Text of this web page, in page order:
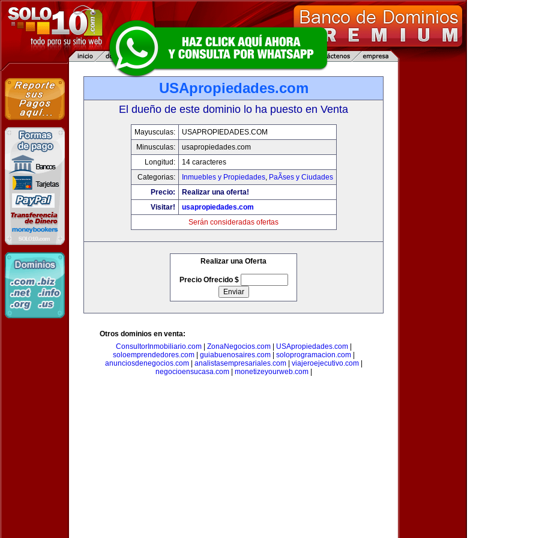
USApropiedades.com
El dueño de este dominio lo ha puesto en Venta
Mayusculas:
USAPROPIEDADES.COM
Minusculas:
usapropiedades.com
Longitud:
14 caracteres
Categorias:
Inmuebles y Propiedades, PaÃ­ses y Ciudades
Precio:
Realizar una oferta!
Visitar!
usapropiedades.com
Serán consideradas ofertas
Realizar una Oferta
Precio Ofrecido $
Otros dominios en venta:
ConsultorInmobiliario.com| ZonaNegocios.com| USApropiedades.com|
soloemprendedores.com| guiabuenosaires.com| soloprogramacion.com|
anunciosdenegocios.com| analistasempresariales.com| viajeroejecutivo.com|
negocioensucasa.com| monetizeyourweb.com|